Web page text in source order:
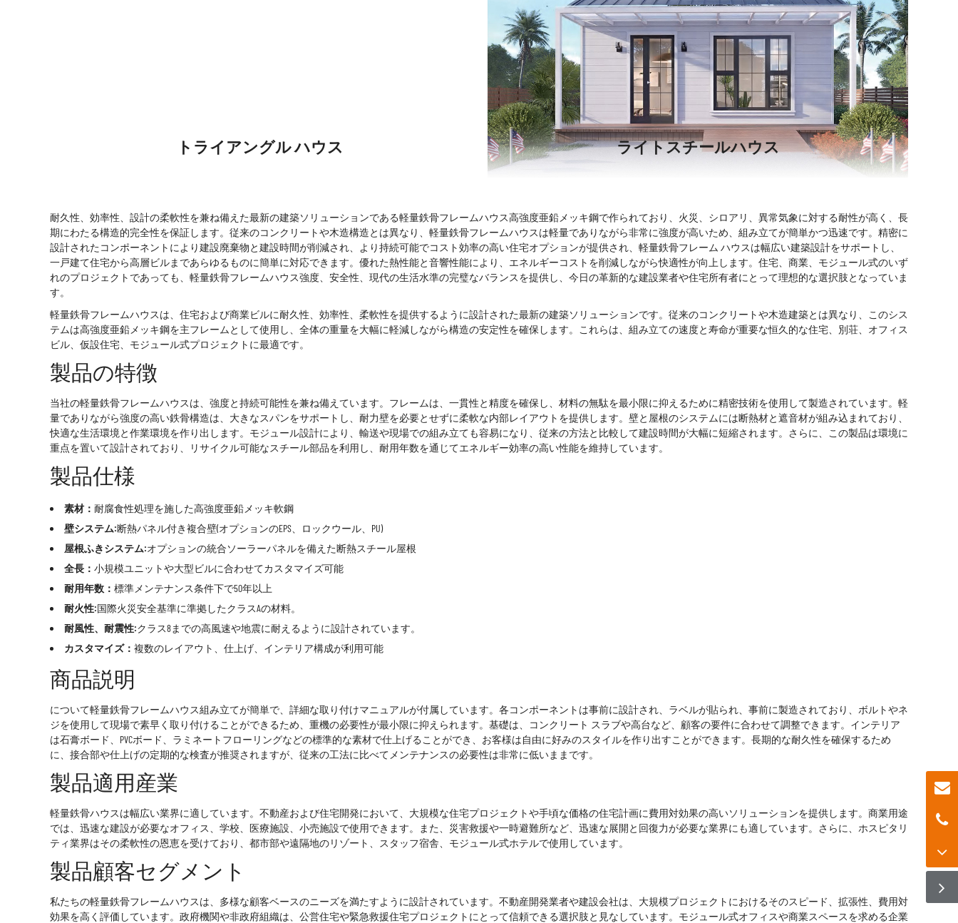
トライアングル ハウス ライトスチールハウス
耐久性、効率性、設計の柔軟性を兼ね備えた最新の建築ソリューションである軽量鉄骨フレームハウス高強度亜鉛メッキ鋼で作られており、火災、シロアリ、異常気象に対する耐性が高く、長
期にわたる構造的完全性を保証します。従来のコンクリートや木造構造とは異なり、軽量鉄骨フレームハウスは軽量でありながら非常に強度が高いため、組み立てが簡単かつ迅速です。精密に
設計されたコンポーネントにより建設廃棄物と建設時間が削減され、より持続可能でコスト効率の高い住宅オプションが提供され、軽量鉄骨フレーム ハウスは幅広い建築設計をサポートし、
一戸建て住宅から高層ビルまであらゆるものに簡単に対応できます。優れた熱性能と音響性能により、エネルギーコストを削減しながら快適性が向上します。住宅、商業、モジュール式のいず
れのプロジェクトであっても、 軽量鉄骨フレームハウス強度、安全性、現代の生活水準の完璧なバランスを提供し、今日の革新的な建設業者や住宅所有者にとって理想的な選択肢となっていま
す。
軽量鉄骨フレームハウスは、住宅および商業ビルに耐久性、効率性、柔軟性を提供するように設計された最新の建築ソリューションです。従来のコンクリートや木造建築とは異なり、このシス
テムは高強度亜鉛メッキ鋼を主フレームとして使用し、全体の重量を大幅に軽減しながら構造の安定性を確保します。これらは、組み立ての速度と寿命が重要な恒久的な住宅、別荘、オフィス
ビル、仮設住宅、モジュール式プロジェクトに最適です。
製品の特徴
当社の軽量鉄骨フレームハウスは、強度と持続可能性を兼ね備えています。フレームは、一貫性と精度を確保し、材料の無駄を最小限に抑えるために精密技術を使用して製造されています。軽
量でありながら強度の高い鉄骨構造は、大きなスパンをサポートし、耐力壁を必要とせずに柔軟な内部レイアウトを提供します。壁と屋根のシステムには断熱材と遮音材が組み込まれており、
快適な生活環境と作業環境を作り出します。モジュール設計により、輸送や現場での組み立ても容易になり、従来の方法と比較して建設時間が大幅に短縮されます。さらに、この製品は環境に
重点を置いて設計されており、リサイクル可能なスチール部品を利用し、耐用年数を通じてエネルギー効率の高い性能を維持しています。
製品仕様
素材： 耐腐食性処理を施した高強度亜鉛メッキ軟鋼
壁システム:断熱パネル付き複合壁(オプションのEPS、ロックウール、PU)
屋根ふきシステム:オプションの統合ソーラーパネルを備えた断熱スチール屋根
全長： 小規模ユニットや大型ビルに合わせてカスタマイズ可能
耐用年数： 標準メンテナンス条件下で50年以上
耐火性:国際火災安全基準に準拠したクラスAの材料。
耐風性、耐震性:クラス8までの高風速や地震に耐えるように設計されています。
カスタマイズ： 複数のレイアウト、仕上げ、インテリア構成が利用可能
商品説明
について軽量鉄骨フレームハウス組み立てが簡単で、詳細な取り付けマニュアルが付属しています。各コンポーネントは事前に設計され、ラベルが貼られ、事前に製造されており、ボルトやネ
ジを使用して現場で素早く取り付けることができるため、重機の必要性が最小限に抑えられます。基礎は、コンクリート スラブや高台など、顧客の要件に合わせて調整できます。インテリア
は石膏ボード、PVCボード、ラミネートフローリングなどの標準的な素材で仕上げることができ、お客様は自由に好みのスタイルを作り出すことができます。長期的な耐久性を確保するため
に、接合部や仕上げの定期的な検査が推奨されますが、従来の工法に比べてメンテナンスの必要性は非常に低いままです。
製品適用産業
軽量鉄骨ハウスは幅広い業界に適しています。不動産および住宅開発において、大規模な住宅プロジェクトや手頃な価格の住宅計画に費用対効果の高いソリューションを提供します。商業用途
では、迅速な建設が必要なオフィス、学校、医療施設、小売施設で使用できます。また、災害救援や一時避難所など、迅速な展開と回復力が必要な業界にも適しています。さらに、ホスピタリ
ティ業界はその柔軟性の恩恵を受けており、都市部や遠隔地のリゾート、スタッフ宿舎、モジュール式ホテルで使用しています。
製品顧客セグメント
私たちの軽量鉄骨フレームハウスは、多様な顧客ベースのニーズを満たすように設計されています。不動産開発業者や建設会社は、大規模プロジェクトにおけるそのスピード、拡張性、費用対
効果を高く評価しています。政府機関や非政府組織は、公営住宅や緊急救援住宅プロジェクトにとって信頼できる選択肢と見なしています。モジュール式オフィスや商業スペースを求める企業